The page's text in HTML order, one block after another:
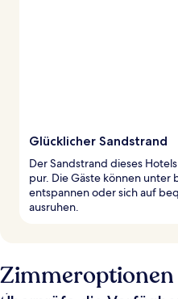
Glücklicher Sandstrand
Der Sandstrand dieses
pur. Die Gäste können unter
entspannen oder sich auf
ausruhen.
Zimmeroptionen